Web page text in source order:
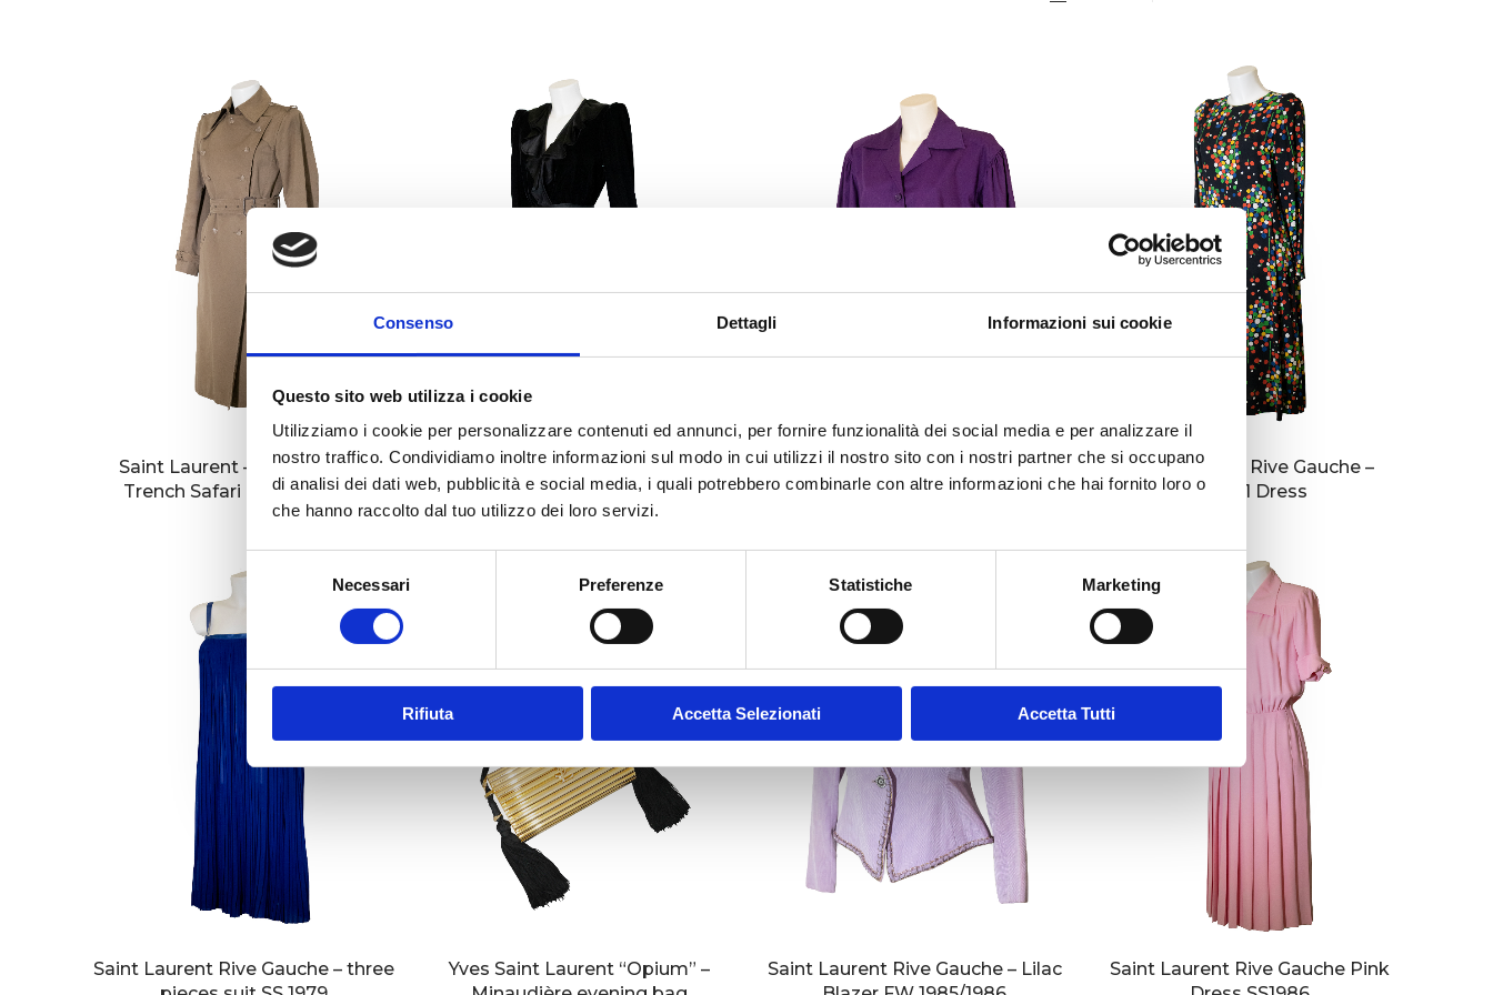
Consenso Dettagli Informazioni sui cookie
Questo sito web utilizza i cookie
Utilizziamo i cookie per personalizzare contenuti ed annunci, per fornire funzionalità dei social media e per analizzare il
nostro traffico. Condividiamo inoltre informazioni sul modo in cui utilizzi il nostro sito con i nostri partner che si occupano
di analisi dei dati web, pubblicità e social media, i quali potrebbero combinarle con altre informazioni che hai fornito loro o
che hanno raccolto dal tuo utilizzo dei loro servizi.
e
z
i
e
d
e
o
s
e
Necessari Preferenze Statistiche Marketing
Rifiuta Accetta Selezionati Accetta Tutti
Saint Laurent – Rive Gauche
Trench Safari FW 1970/1971
Saint Laurent Rive Gauche –
Black Dress FW 1982/83
Saint Laurent Rive Gauche –
Purple Shirt 1980s
Saint Laurent Rive Gauche –
SS1971 Dress
Saint Laurent Rive Gauche – three
Yves Saint Laurent “Opium” –
Saint Laurent Rive Gauche – Lilac
Saint Laurent Rive Gauche Pink